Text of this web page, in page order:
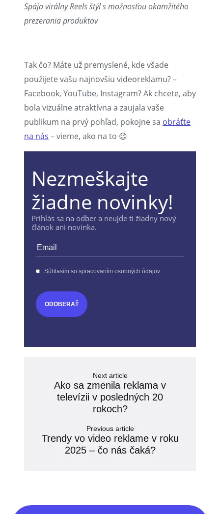
Spája virálny Reels štýl s možnosťou okamžitého
prezerania produktov
Tak čo? Máte už premyslené, kde všade
použijete vašu najnovšiu videoreklamu? –
Facebook, YouTube, Instagram? Ak chcete, aby
bola vizuálne atraktívna a zaujala vaše
publikum na prvý pohľad, pokojne sa obráťte
na nás – vieme, ako na to 😉
Nezmeškajte
žiadne novinky!
Prihlás sa na odber a neujde ti žiadny nový
článok ani novinka.
Súhlasím so spracovaním osobných údajov
ODOBERAŤ
Previous article
Trendy vo video reklame v roku
2025 – čo nás čaká?
Next article
Ako sa zmenila reklama v
televízii v posledných 20
rokoch?